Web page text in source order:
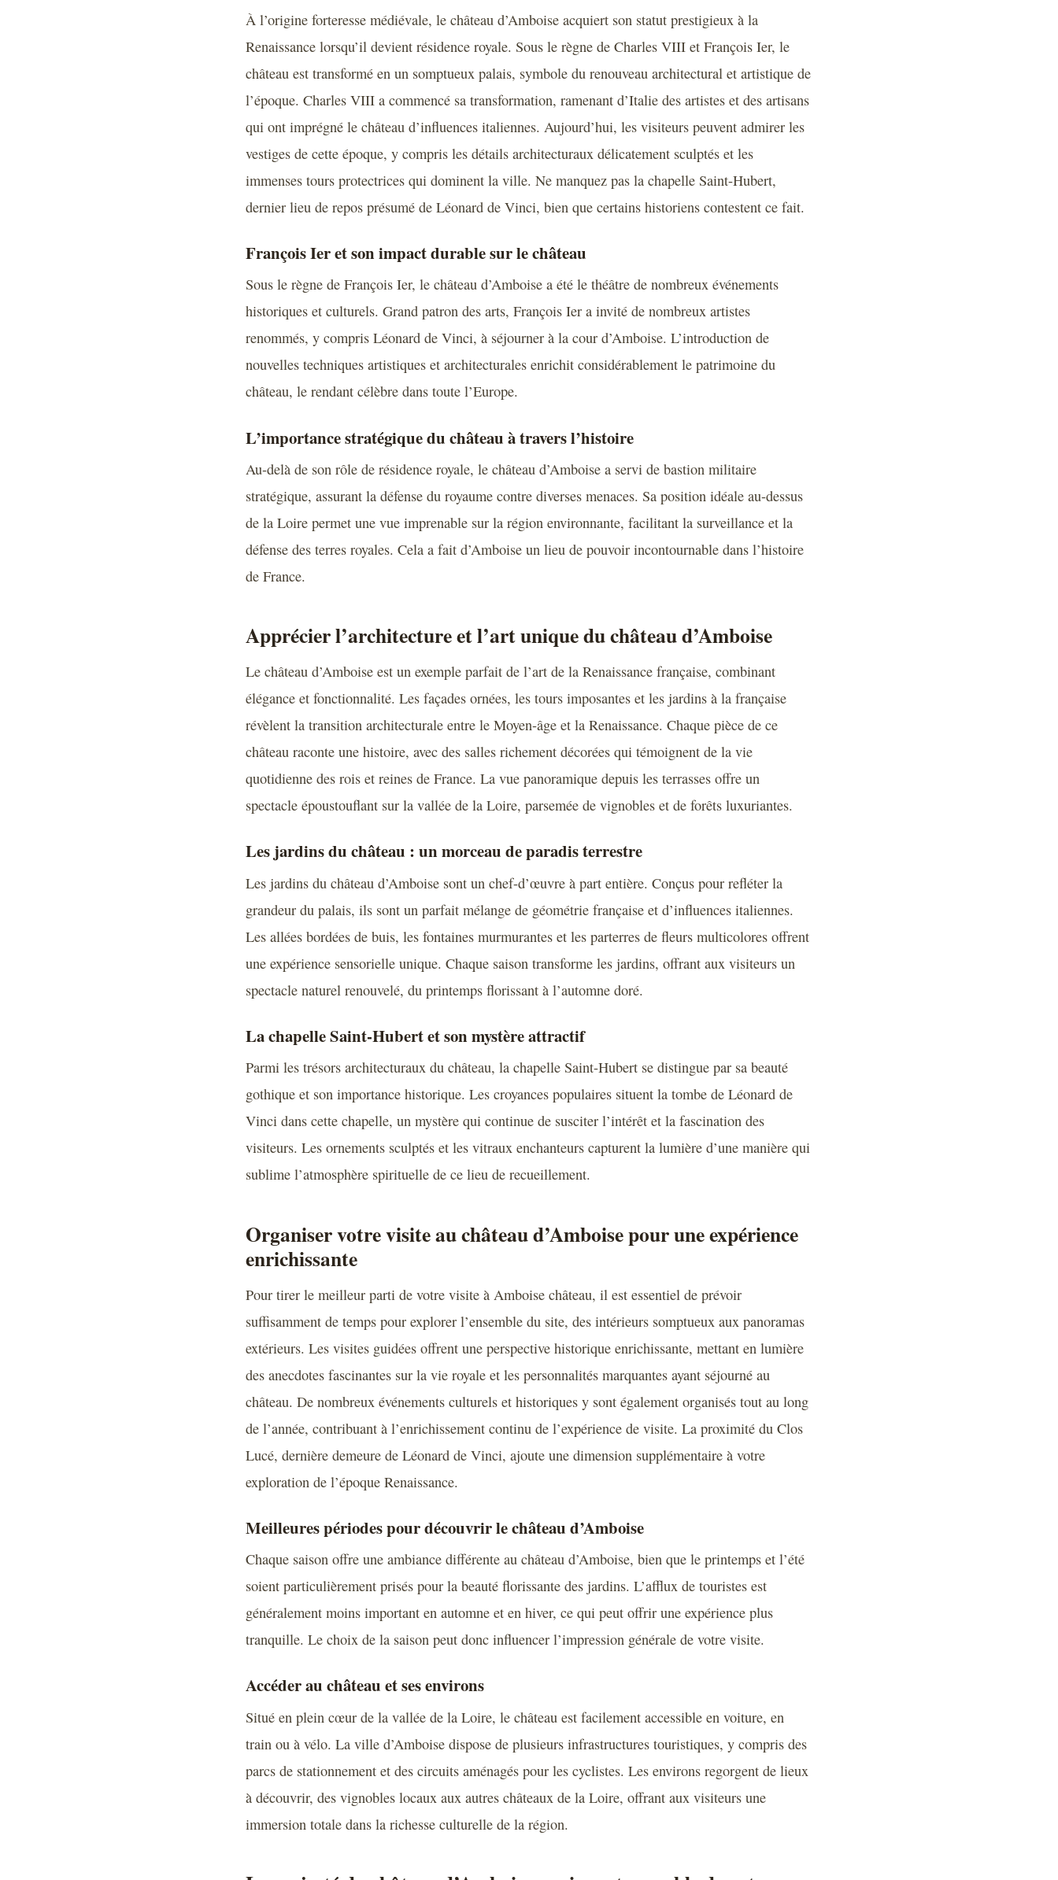
À l’origine forteresse médiévale, le château d’Amboise acquiert son statut prestigieux à la
Renaissance lorsqu’il devient résidence royale. Sous le règne de Charles VIII et François Ier, le
château est transformé en un somptueux palais, symbole du renouveau architectural et artistique de
l’époque. Charles VIII a commencé sa transformation, ramenant d’Italie des artistes et des artisans
qui ont imprégné le château d’influences italiennes. Aujourd’hui, les visiteurs peuvent admirer les
vestiges de cette époque, y compris les détails architecturaux délicatement sculptés et les
immenses tours protectrices qui dominent la ville. Ne manquez pas la chapelle Saint-Hubert,
dernier lieu de repos présumé de Léonard de Vinci, bien que certains historiens contestent ce fait.
François Ier et son impact durable sur le château
Sous le règne de François Ier, le château d’Amboise a été le théâtre de nombreux événements
historiques et culturels. Grand patron des arts, François Ier a invité de nombreux artistes
renommés, y compris Léonard de Vinci, à séjourner à la cour d’Amboise. L’introduction de
nouvelles techniques artistiques et architecturales enrichit considérablement le patrimoine du
château, le rendant célèbre dans toute l’Europe.
L’importance stratégique du château à travers l’histoire
Au-delà de son rôle de résidence royale, le château d’Amboise a servi de bastion militaire
stratégique, assurant la défense du royaume contre diverses menaces. Sa position idéale au-dessus
de la Loire permet une vue imprenable sur la région environnante, facilitant la surveillance et la
défense des terres royales. Cela a fait d’Amboise un lieu de pouvoir incontournable dans l’histoire
de France.
Apprécier l’architecture et l’art unique du château d’Amboise
Le château d’Amboise est un exemple parfait de l’art de la Renaissance française, combinant
élégance et fonctionnalité. Les façades ornées, les tours imposantes et les jardins à la française
révèlent la transition architecturale entre le Moyen-âge et la Renaissance. Chaque pièce de ce
château raconte une histoire, avec des salles richement décorées qui témoignent de la vie
quotidienne des rois et reines de France. La vue panoramique depuis les terrasses offre un
spectacle époustouflant sur la vallée de la Loire, parsemée de vignobles et de forêts luxuriantes.
Les jardins du château : un morceau de paradis terrestre
Les jardins du château d’Amboise sont un chef-d’œuvre à part entière. Conçus pour refléter la
grandeur du palais, ils sont un parfait mélange de géométrie française et d’influences italiennes.
Les allées bordées de buis, les fontaines murmurantes et les parterres de fleurs multicolores offrent
une expérience sensorielle unique. Chaque saison transforme les jardins, offrant aux visiteurs un
spectacle naturel renouvelé, du printemps florissant à l’automne doré.
La chapelle Saint-Hubert et son mystère attractif
Parmi les trésors architecturaux du château, la chapelle Saint-Hubert se distingue par sa beauté
gothique et son importance historique. Les croyances populaires situent la tombe de Léonard de
Vinci dans cette chapelle, un mystère qui continue de susciter l’intérêt et la fascination des
visiteurs. Les ornements sculptés et les vitraux enchanteurs capturent la lumière d’une manière qui
sublime l’atmosphère spirituelle de ce lieu de recueillement.
Organiser votre visite au château d’Amboise pour une expérience
enrichissante
Pour tirer le meilleur parti de votre visite à Amboise château, il est essentiel de prévoir
suffisamment de temps pour explorer l’ensemble du site, des intérieurs somptueux aux panoramas
extérieurs. Les visites guidées offrent une perspective historique enrichissante, mettant en lumière
des anecdotes fascinantes sur la vie royale et les personnalités marquantes ayant séjourné au
château. De nombreux événements culturels et historiques y sont également organisés tout au long
de l’année, contribuant à l’enrichissement continu de l’expérience de visite. La proximité du Clos
Lucé, dernière demeure de Léonard de Vinci, ajoute une dimension supplémentaire à votre
exploration de l’époque Renaissance.
Meilleures périodes pour découvrir le château d’Amboise
Chaque saison offre une ambiance différente au château d’Amboise, bien que le printemps et l’été
soient particulièrement prisés pour la beauté florissante des jardins. L’afflux de touristes est
généralement moins important en automne et en hiver, ce qui peut offrir une expérience plus
tranquille. Le choix de la saison peut donc influencer l’impression générale de votre visite.
Accéder au château et ses environs
Situé en plein cœur de la vallée de la Loire, le château est facilement accessible en voiture, en
train ou à vélo. La ville d’Amboise dispose de plusieurs infrastructures touristiques, y compris des
parcs de stationnement et des circuits aménagés pour les cyclistes. Les environs regorgent de lieux
à découvrir, des vignobles locaux aux autres châteaux de la Loire, offrant aux visiteurs une
immersion totale dans la richesse culturelle de la région.